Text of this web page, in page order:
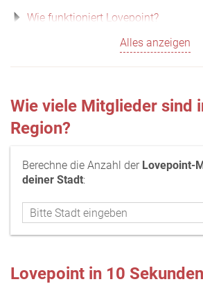
Wie funktioniert Lovepoint?
Alles anzeigen
Wie viele Mitglieder sind
Region?
Berechne die Anzahl der Lovepoint-
deiner Stadt:
Lovepoint in 10 Sekunden